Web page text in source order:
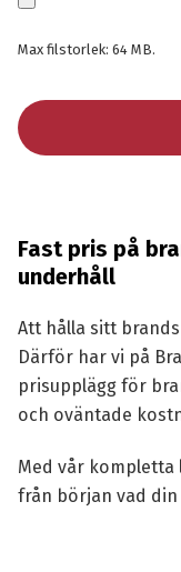
Max filstorlek: 64 MB.
Fast pris på
underhåll
Att hålla sitt
Därför har vi på
prisupplägg för
och oväntade
Med vår
från början vad